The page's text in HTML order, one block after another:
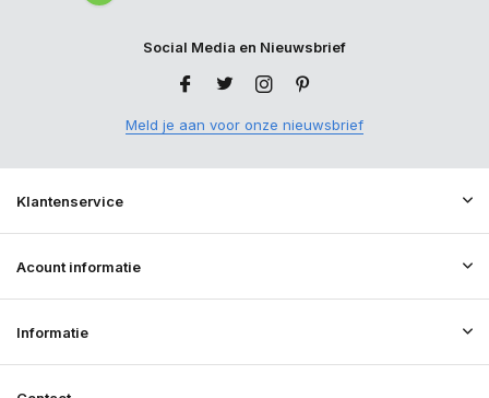
Social Media en Nieuwsbrief
Meld je aan voor onze nieuwsbrief
Klantenservice
Acount informatie
Informatie